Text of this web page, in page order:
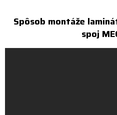
Spôsob montáže
spoj